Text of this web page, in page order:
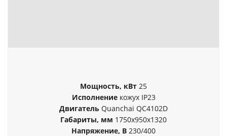
Мощность, кВт 25
Исполнениекожух IP23
Двигатель Quanchai QC4102D
Габариты, мм 1750x950x1320
Напряжение, В 230/400